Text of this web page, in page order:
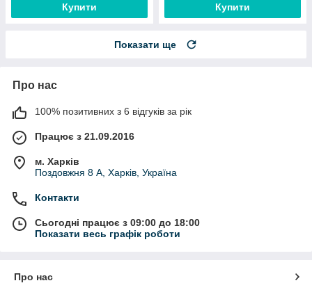
Купити Купити
Показати ще
Про нас
100% позитивних з 6 відгуків за рік
Працює з 21.09.2016
м. Харків
Поздовжня 8 А, Харків, Україна
Контакти
Сьогодні працює з 09:00 до 18:00
Показати весь графік роботи
Про нас